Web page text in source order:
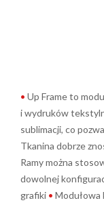
• Up Frame to
i wydruków
sublimacji, co
Tkanina dobrze
Ramy można
dowolnej
grafiki • Modułowa